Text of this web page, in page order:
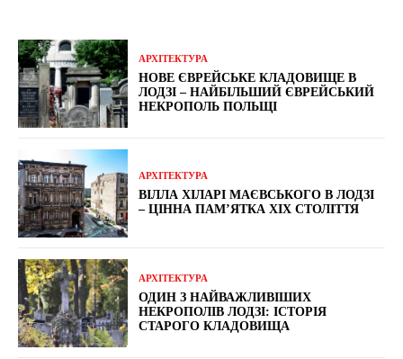
АРХІТЕКТУРА
НОВЕ ЄВРЕЙСЬКЕ КЛАДОВИЩЕ В
ЛОДЗІ – НАЙБІЛЬШИЙ ЄВРЕЙСЬКИЙ
НЕКРОПОЛЬ ПОЛЬЩІ
АРХІТЕКТУРА
ВІЛЛА ХІЛАРІ МАЄВСЬКОГО В ЛОДЗІ
– ЦІННА ПАМ’ЯТКА XIX СТОЛІТТЯ
АРХІТЕКТУРА
ОДИН З НАЙВАЖЛИВІШИХ
НЕКРОПОЛІВ ЛОДЗІ: ІСТОРІЯ
СТАРОГО КЛАДОВИЩА